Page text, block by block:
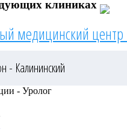
клиниках
медицинский
- Калининский
- Уролог